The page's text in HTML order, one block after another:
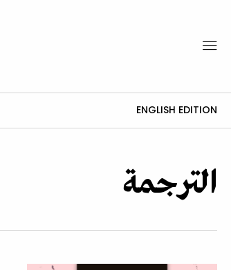
ENGLISH EDITION
الترجمة